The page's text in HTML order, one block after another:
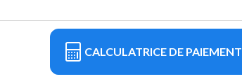
CALCULATRICE DE PAIEMENT